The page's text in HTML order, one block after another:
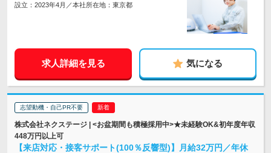
設立：2023年4月／本社所在地：東京都
求人詳細を見る 気になる
志望動機・自己PR不要
株式会社ネクステージ | <お盆期間も積極採用中>★未経験OK&初年度年収
448万円以上可
【来店対応・接客サポート(100％反響型)】月給32万円／年休